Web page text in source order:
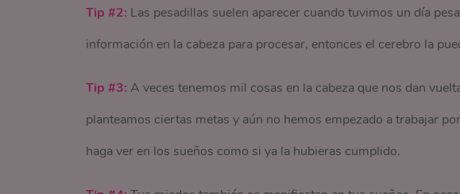
Tip #2: Las pesadillas suelen aparecer cuando tuvimos un día
información en la cabeza para procesar, entonces el cerebro la
Tip #3: A veces tenemos mil cosas en la cabeza que nos dan
planteamos ciertas metas y aún no hemos empezado a trabajar
haga ver en los sueños como si ya la hubieras cumplido.